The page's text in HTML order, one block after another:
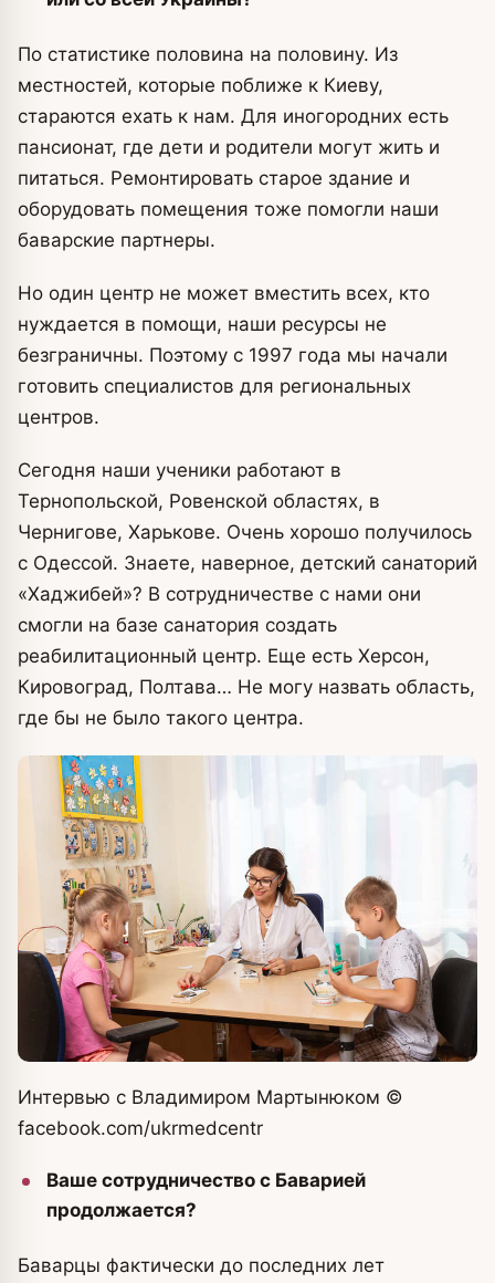
По статистике половина на половину. Из
местностей, которые поближе к Киеву,
стараются ехать к нам. Для иногородних есть
пансионат, где дети и родители могут жить и
питаться. Ремонтировать старое здание и
оборудовать помещения тоже помогли наши
баварские партнеры.
Но один центр не может вместить всех, кто
нуждается в помощи, наши ресурсы не
безграничны. Поэтому с 1997 года мы начали
готовить специалистов для региональных
центров.
Сегодня наши ученики работают в
Тернопольской, Ровенской областях, в
Чернигове, Харькове. Очень хорошо получилось
с Одессой. Знаете, наверное, детский санаторий
«Хаджибей»? В сотрудничестве с нами они
смогли на базе санатория создать
реабилитационный центр. Еще есть Херсон,
Кировоград, Полтава… Не могу назвать область,
где бы не было такого центра.
Интервью с Владимиром Мартынюком ©
facebook.com/ukrmedcentr
Ваше сотрудничество с Баварией
продолжается?
Баварцы фактически до последних лет